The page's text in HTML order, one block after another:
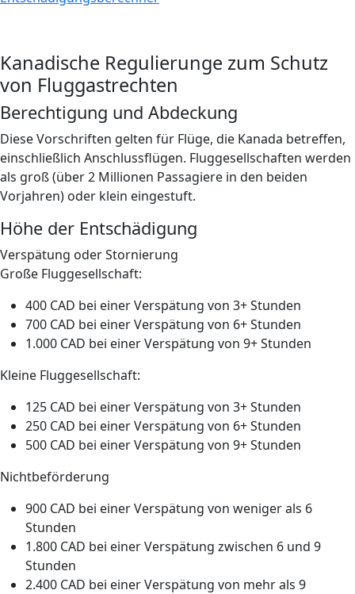
Kanadische Regulierunge zum Schutz
von Fluggastrechten
Berechtigung und Abdeckung
Diese Vorschriften gelten für Flüge, die Kanada betreffen,
einschließlich Anschlussflügen. Fluggesellschaften werden
als groß (über 2 Millionen Passagiere in den beiden
Vorjahren) oder klein eingestuft.
Höhe der Entschädigung
Verspätung oder Stornierung
Große Fluggesellschaft:
400 CAD bei einer Verspätung von 3+ Stunden
700 CAD bei einer Verspätung von 6+ Stunden
1.000 CAD bei einer Verspätung von 9+ Stunden
Kleine Fluggesellschaft:
125 CAD bei einer Verspätung von 3+ Stunden
250 CAD bei einer Verspätung von 6+ Stunden
500 CAD bei einer Verspätung von 9+ Stunden
Nichtbeförderung
900 CAD bei einer Verspätung von weniger als 6
Stunden
1.800 CAD bei einer Verspätung zwischen 6 und 9
Stunden
2.400 CAD bei einer Verspätung von mehr als 9